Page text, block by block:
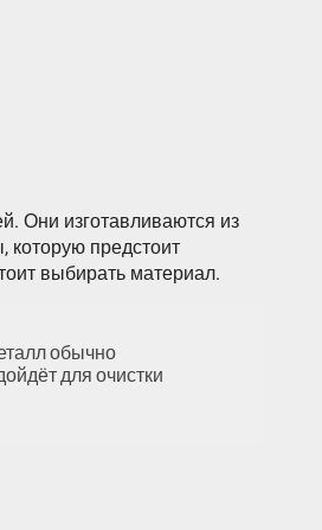
Они изготавливаются из
которую предстоит
выбирать материал.
обычно
для очистки